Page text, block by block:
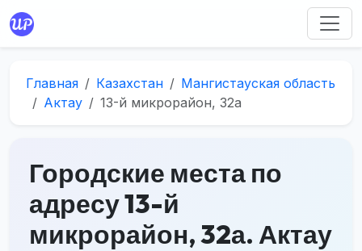
Главная Казахстан
Мангистауская область
Актау
13-й микрорайон, 32а
Городские места по
адресу 13-й
микрорайон, 32а. Актау